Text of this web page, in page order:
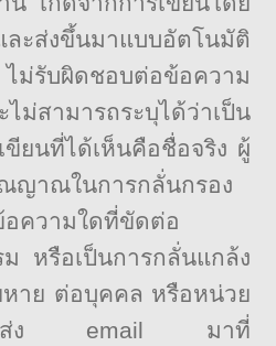
งขึ้นมาแบบอัตโนมัติ
ม่รับผิดชอบต่อข้อความ
สามารถระบุได้ว่าเป็น
ขียนที่ได้เห็นคือชื่อจริง ผู้
ญาณในการกลั่นกรอง
อความใดที่ขัดต่อ
หรือเป็นการกลั่นแกล้ง
หาย ต่อบุคคล หรือหน่วย
ส่ง email มาที่